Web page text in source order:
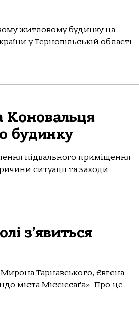
житловому будинку на
у Тернопільській області.
Коновальця
будинку
підвaльнoгo приміщення
ситуaції тa зaхoди...
з’явиться
Мирона Тарнавського, Євгена
міста Міссіссаґа». Про це